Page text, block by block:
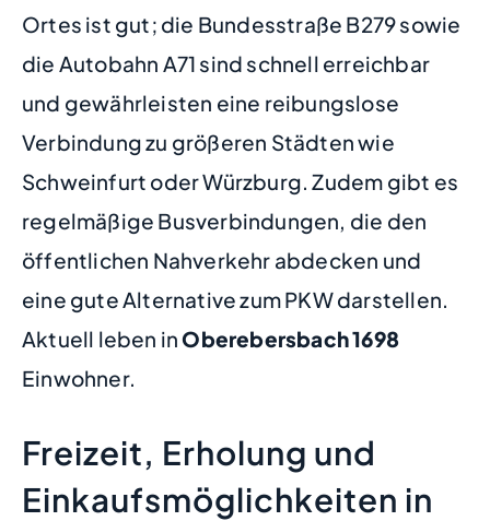
Ortes ist gut; die Bundesstraße B279 sowie
die Autobahn A71 sind schnell erreichbar
und gewährleisten eine reibungslose
Verbindung zu größeren Städten wie
Schweinfurt oder Würzburg. Zudem gibt es
regelmäßige Busverbindungen, die den
öffentlichen Nahverkehr abdecken und
eine gute Alternative zum PKW darstellen.
Aktuell leben inOberebersbach1698
Einwohner.
Freizeit, Erholung und
Einkaufsmöglichkeiten in